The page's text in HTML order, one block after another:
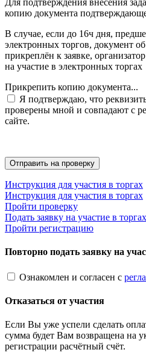
Для подтверждения внесения
копию документа
В случае, если до 16ч дня,
электронных торгов, документ об
прикреплён к заявке,
на участие в электронных торгах
Прикрепить копию документа...
Я подтверждаю, что
проверены мной и совпадают с
сайте.
Инструкция для участия в торгах
Инструкция для участия в торгах
Пройти проверку
Подать заявку на участие в торгах
Пройти регистрацию
Повторно подать заявку на
Ознакомлен и согласен с
Отказаться от участия
Если Вы уже успели сделать
сумма будет Вам возвращена на
регистрации расчётный счёт.